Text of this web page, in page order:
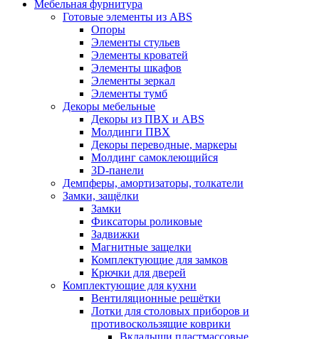
Мебельная фурнитура
Готовые элементы из ABS
Опоры
Элементы стульев
Элементы кроватей
Элементы шкафов
Элементы зеркал
Элементы тумб
Декоры мебельные
Декоры из ПВХ и ABS
Молдинги ПВХ
Декоры переводные, маркеры
Молдинг самоклеющийся
3D-панели
Демпферы, амортизаторы, толкатели
Замки, защёлки
Замки
Фиксаторы роликовые
Задвижки
Магнитные защелки
Комплектующие для замков
Крючки для дверей
Комплектующие для кухни
Вентиляционные решётки
Лотки для столовых приборов и
противоскользящие коврики
Вкладыши пластмассовые